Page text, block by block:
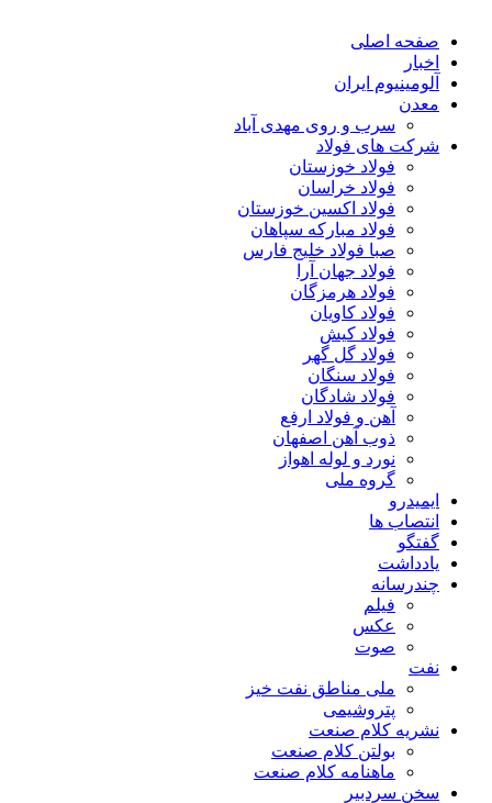
صفحه اصلی
اخبار
آلومینیوم ایران
معدن
سرب و روی مهدی آباد
شرکت های فولاد
فولاد خوزستان
فولاد خراسان
فولاد اکسین خوزستان
فولاد مبارکه سپاهان
صبا فولاد خلیج فارس
فولاد جهان آرا
فولاد هرمزگان
فولاد کاویان
فولاد کیش
فولاد گل گهر
فولاد سنگان
فولاد شادگان
آهن و فولاد ارفع
ذوب آهن اصفهان
نورد و لوله اهواز
گروه ملی
ایمیدرو
انتصاب ها
گفتگو
یادداشت
چندرسانه
فیلم
عکس
صوت
نفت
ملی مناطق نفت خیز
پتروشیمی
نشریه کلام صنعت
بولتن کلام صنعت
ماهنامه کلام صنعت
سخن سردبیر